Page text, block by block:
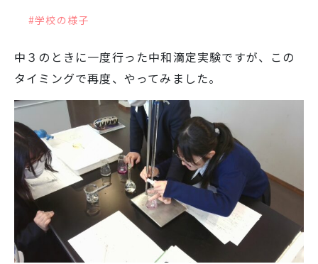
教育と進路
学校生活
入試情報
お知らせ
スクールライフ
#学校の様子
中３のときに一度行った中和滴定実験ですが、この
タイミングで再度、やってみました。